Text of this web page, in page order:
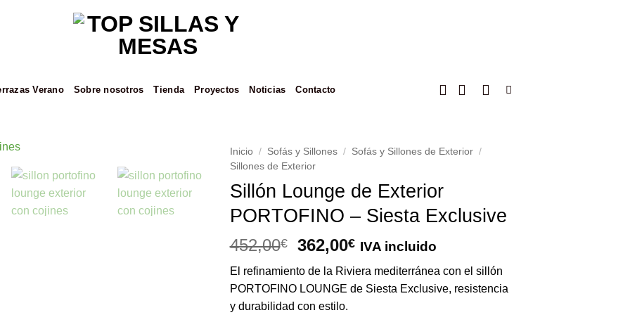
Verano Sobre nosotros Tienda Proyectos Noticias Contacto
a la
lista de
Inicio / Sofás y Sillones / Sofás y Sillones de Exterior /
Sillones de Exterior
Sillón Lounge de Exterior
PORTOFINO – Siesta Exclusive
452,00€
El
original
era:
362,00€El
actual
es:
IVA incluido
El refinamiento de la Riviera mediterránea con el sillón
PORTOFINO LOUNGE de Siesta Exclusive, resistencia
y durabilidad con estilo.